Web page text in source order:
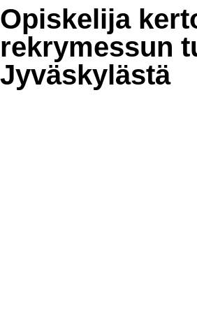
Opiskelija
rekrymessun
Jyväskylästä